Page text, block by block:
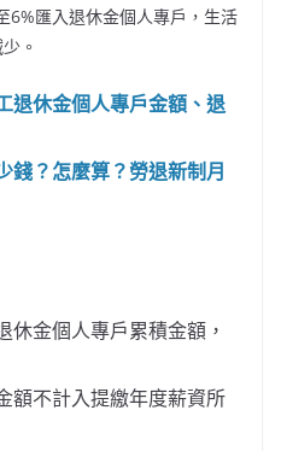
6%匯入退休金個人專戶，生活
。
退休金個人專戶金額、退
錢？怎麼算？勞退新制月
休金個人專戶累積金額，
額不計入提繳年度薪資所